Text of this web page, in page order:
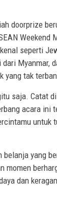
doorprize
Weekend
seperti
Myanmar,
yang tak
saja. Catat
acara ini
yang
momen
dan